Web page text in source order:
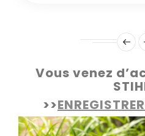
Vous venez
>>